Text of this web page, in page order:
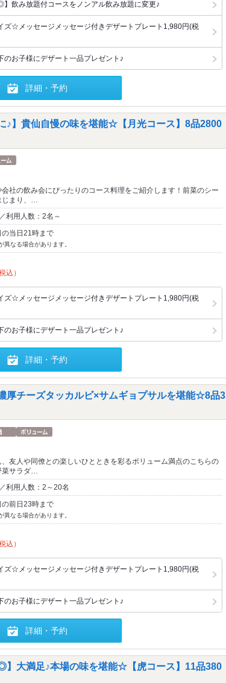
】飲み放題付コースをノンアル飲み放題に変更♪
ズ☆メッセージメッセージ付きデザートプレート1,980円(税
のお子様にデザート一品プレゼント♪
詳細・予約
♪】貴仙自慢の味を堪能☆【月光コース】8品2800
社の飲み会にぴったりのコース料理をご紹介します！前菜のシー
まり、…
利用人数：2名～
当日21時まで
なる場合があります。
込）
ズ☆メッセージメッセージ付きデザートプレート1,980円(税
のお子様にデザート一品プレゼント♪
詳細・予約
チーズタッカルビ×サムギョプサルを堪能☆8品3
友人や同僚との楽しいひとときを彩るボリューム満点のこちらの
菜サラダ…
利用人数：2～20名
前日23時まで
なる場合があります。
込）
ズ☆メッセージメッセージ付きデザートプレート1,980円(税
のお子様にデザート一品プレゼント♪
詳細・予約
大満足♪本場の味を堪能☆【虎コース】11品380